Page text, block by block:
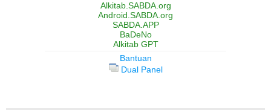
Alkitab.SABDA.org
Android.SABDA.org
SABDA.APP
BaDeNo
Alkitab GPT
Bantuan
Dual Panel